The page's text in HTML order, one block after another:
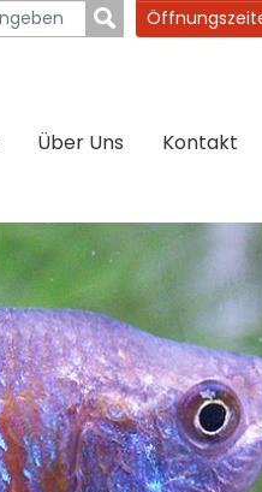
Über Uns Kontakt